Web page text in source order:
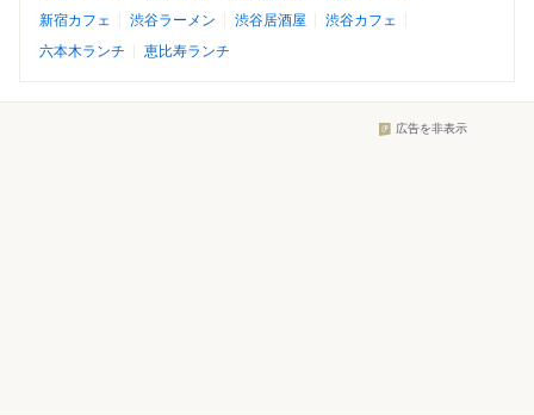
新宿カフェ
渋谷ラーメン 渋谷居酒屋
渋谷カフェ
六本木ランチ
恵比寿ランチ
広告を非表示